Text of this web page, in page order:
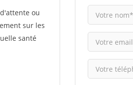
ou
sur les
santé